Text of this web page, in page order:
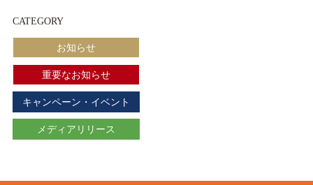
CATEGORY
お知らせ
重要なお知らせ
キャンペーン・イベント
メディアリリース